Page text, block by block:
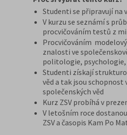
Studenti se připravují na
V kurzu se seznámí s
procvičováním testů z
Procvičováním
znalosti ve
politologie,
Studenti získají
věd a tak jsou
společenských věd
Kurz ZSV probíhá v
V letošním roce
ZSV a časopis Kam Po